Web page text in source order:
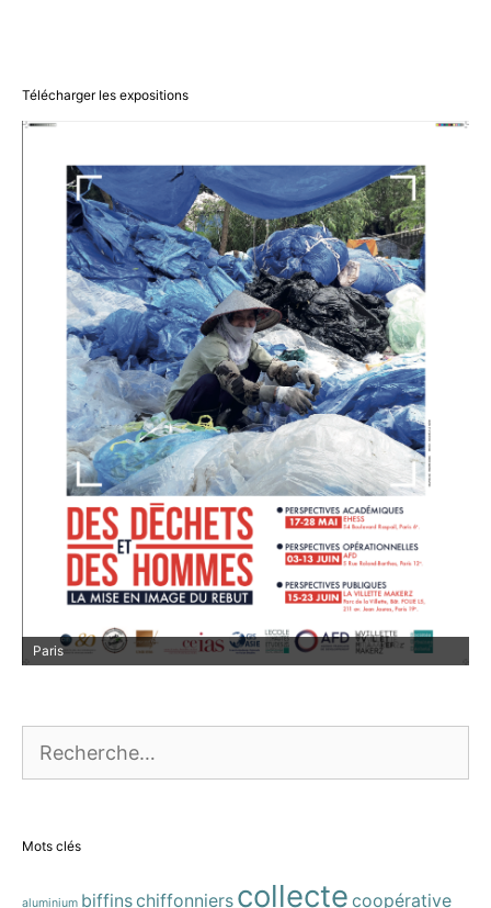
Télécharger les expositions
Paris
Mots clés
aluminium biffinschiffonniers collecte coopérative